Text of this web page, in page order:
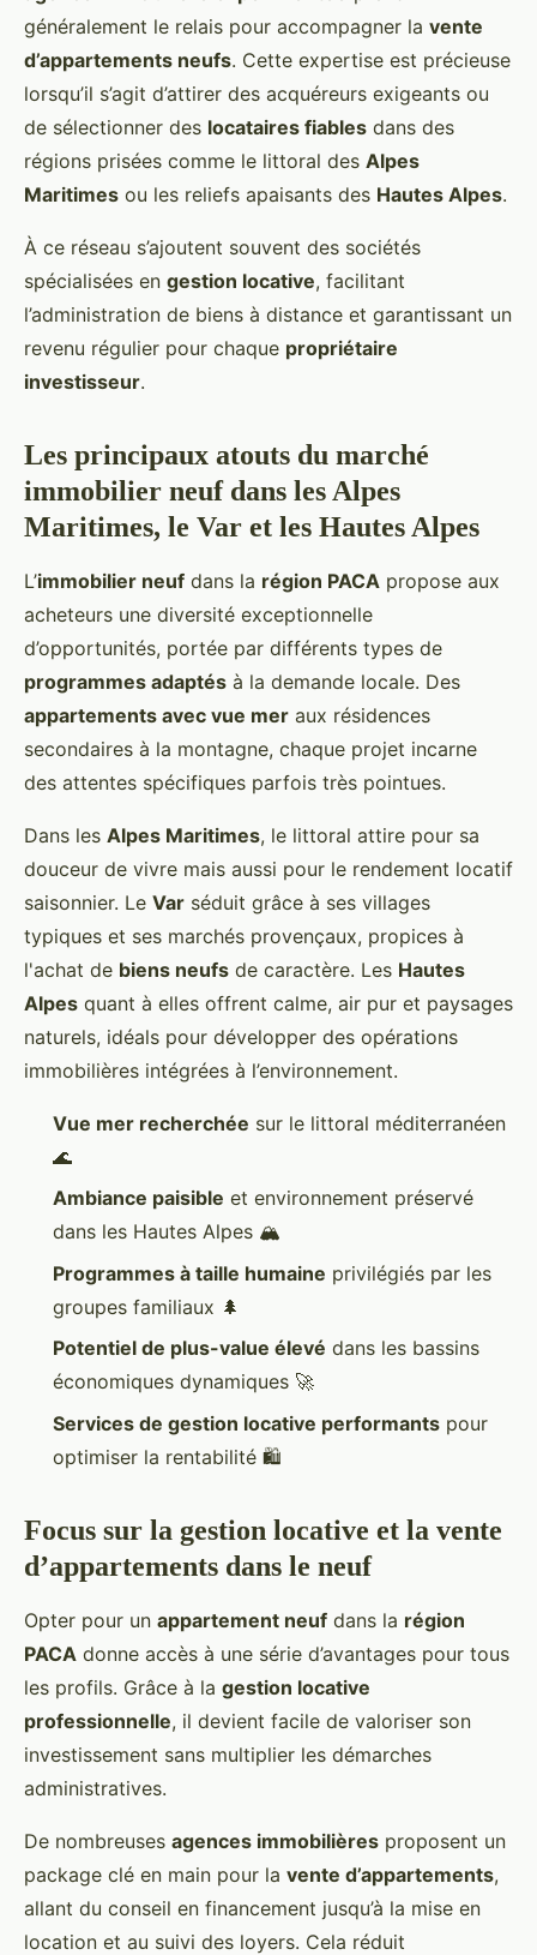
généralement le relais pour accompagner la vente
d’appartements neufs. Cette expertise est précieuse
lorsqu’il s’agit d’attirer des acquéreurs exigeants ou
de sélectionner des locataires fiables dans des
régions prisées comme le littoral des Alpes
Maritimes ou les reliefs apaisants des Hautes Alpes.
À ce réseau s’ajoutent souvent des sociétés
spécialisées en gestion locative, facilitant
l’administration de biens à distance et garantissant un
revenu régulier pour chaque propriétaire
investisseur.
Les principaux atouts du marché
immobilier neuf dans les Alpes
Maritimes, le Var et les Hautes Alpes
L’immobilier neuf dans la région PACA propose aux
acheteurs une diversité exceptionnelle
d’opportunités, portée par différents types de
programmes adaptés à la demande locale. Des
appartements avec vue mer aux résidences
secondaires à la montagne, chaque projet incarne
des attentes spécifiques parfois très pointues.
Dans les Alpes Maritimes, le littoral attire pour sa
douceur de vivre mais aussi pour le rendement locatif
saisonnier. Le Var séduit grâce à ses villages
typiques et ses marchés provençaux, propices à
l'achat de biens neufs de caractère. Les Hautes
Alpes quant à elles offrent calme, air pur et paysages
naturels, idéals pour développer des opérations
immobilières intégrées à l’environnement.
Vue mer recherchée sur le littoral méditerranéen
🌊
Ambiance paisible et environnement préservé
dans les Hautes Alpes 🏔
Programmes à taille humaine privilégiés par les
groupes familiaux 🌲
Potentiel de plus-value élevé dans les bassins
économiques dynamiques 🚀
Services de gestion locative performants pour
optimiser la rentabilité 🛍
Focus sur la gestion locative et la vente
d’appartements dans le neuf
Opter pour un appartement neuf dans la région
PACA donne accès à une série d’avantages pour tous
les profils. Grâce à la gestion locative
professionnelle, il devient facile de valoriser son
investissement sans multiplier les démarches
administratives.
De nombreuses agences immobilières proposent un
package clé en main pour la vente d’appartements,
allant du conseil en financement jusqu’à la mise en
location et au suivi des loyers. Cela réduit